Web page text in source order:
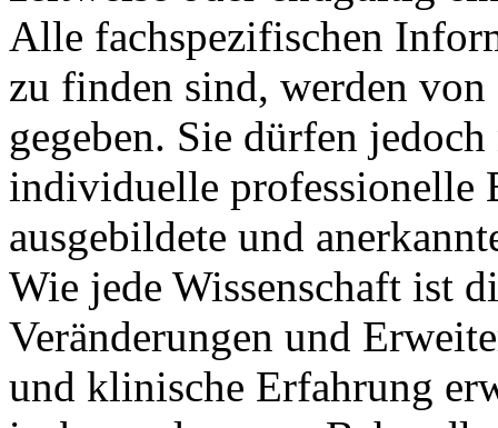
Alle fachspezifischen
zu finden sind, werden
gegeben. Sie dürfen
individuelle professionelle
ausgebildete und
Wie jede Wissenschaft ist
Veränderungen und
und klinische Erfahrung